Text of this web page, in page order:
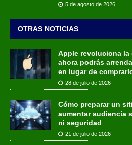
5 de agosto de 2026
OTRAS NOTICIAS
Apple revoluciona
ahora podrás
en lugar de
28 de julio de 2026
Cómo preparar un
aumentar audiencia
ni seguridad
21 de julio de 2026